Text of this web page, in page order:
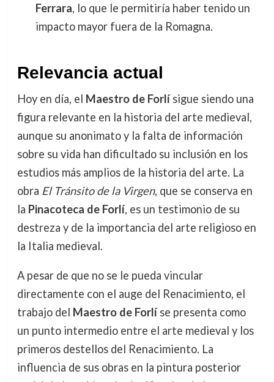
Ferrara, lo que le permitiría haber tenido un
impacto mayor fuera de la Romagna.
Relevancia actual
Hoy en día, el Maestro de Forlísigue siendo una
figura relevante en la historia del arte medieval,
aunque su anonimato y la falta de información
sobre su vida han dificultado su inclusión en los
estudios más amplios de la historia del arte. La
obra El Tránsito de la Virgen, que se conserva en
la Pinacoteca de Forlí, es un testimonio de su
destreza y de la importancia del arte religioso en
la Italia medieval.
A pesar de que no se le pueda vincular
directamente con el auge del Renacimiento, el
trabajo del Maestro de Forlíse presenta como
un punto intermedio entre el arte medieval y los
primeros destellos del Renacimiento. La
influencia de sus obras en la pintura posterior